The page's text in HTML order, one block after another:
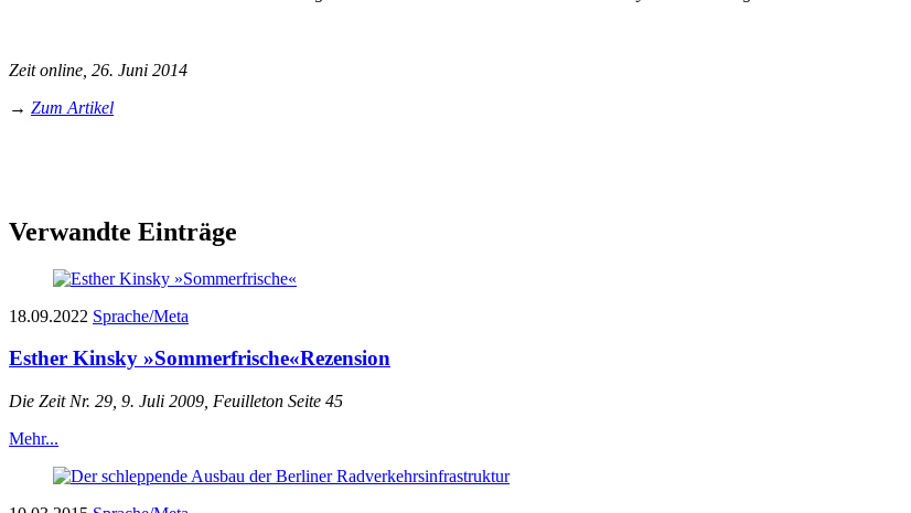
Zeit online, 26. Juni 2014
→ Zum Artikel
Verwandte Einträge
18.09.2022 Sprache/Meta
Esther Kinsky »Sommerfrische«Rezension
Die Zeit Nr. 29, 9. Juli 2009, Feuilleton Seite 45
Mehr...